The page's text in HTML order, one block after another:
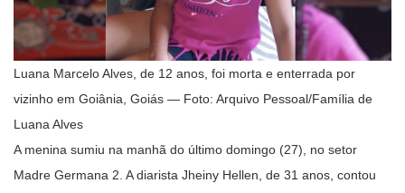
Luana Marcelo Alves, de 12 anos, foi morta e enterrada por
vizinho em Goiânia, Goiás — Foto: Arquivo Pessoal/Família de
Luana Alves
A menina sumiu na manhã do último domingo (27), no setor
Madre Germana 2. A diarista Jheiny Hellen, de 31 anos, contou